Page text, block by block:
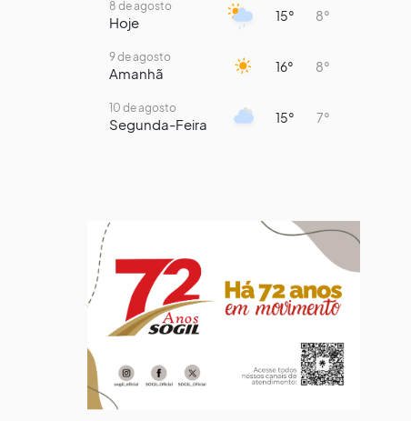
8 de agosto
Hoje 15° 8°
9 de agosto
Amanhã 16° 8°
10 de agosto
Segunda-Feira 15° 7°
Quarta-Feira 13° 11°
13 de agosto
Quinta-Feira
14 de agosto
Sexta-Feira 18° 14°